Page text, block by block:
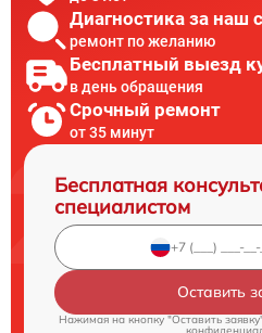
Диагностика за наш
ремонт по желанию
Бесплатный выезд
в день обращения
Срочный ремонт
от 35 минут
Бесплатная
специалистом
Оставить
Нажимая на кнопку "Оставить